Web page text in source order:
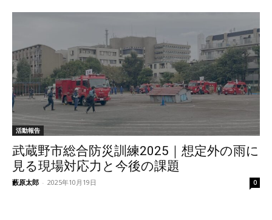
活動報告
武蔵野市総合防災訓練2025｜想定外の雨に
見る現場対応力と今後の課題
藪原太郎 - 2025年10月19日 0